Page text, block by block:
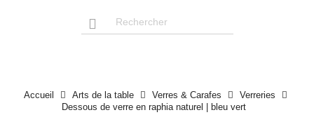
navigation
Accueil Arts de la table Verres & Carafes
Verreries
Dessous de verre en raphia naturel | bleu vert